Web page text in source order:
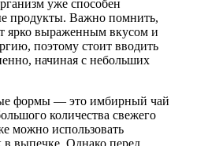
уже способен
продукты. Важно помнить,
ярко выраженным вкусом и
поэтому стоит вводить
начиная с небольших
формы — это имбирный чай
количества свежего
можно использовать
выпечке. Однако перед